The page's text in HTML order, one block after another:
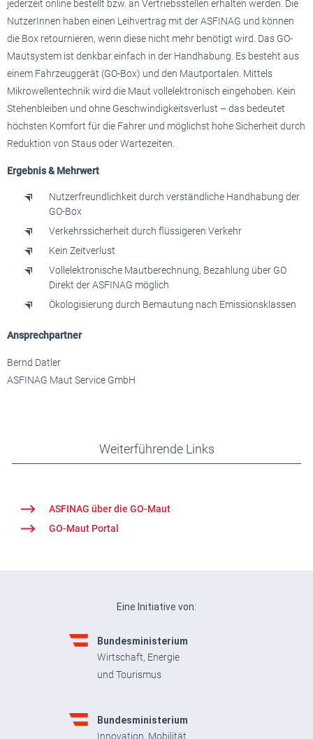
jederzeit online bestellt bzw. an Vertriebsstellen erhalten werden. Die
NutzerInnen haben einen Leihvertrag mit der ASFINAG und können
die Box retournieren, wenn diese nicht mehr benötigt wird. Das GO-
Mautsystem ist denkbar einfach in der Handhabung. Es besteht aus
einem Fahrzeuggerät (GO-Box) und den Mautportalen. Mittels
Mikrowellentechnik wird die Maut vollelektronisch eingehoben. Kein
Stehenbleiben und ohne Geschwindigkeitsverlust – das bedeutet
höchsten Komfort für die Fahrer und möglichst hohe Sicherheit durch
Reduktion von Staus oder Wartezeiten.
Ergebnis & Mehrwert
Nutzerfreundlichkeit durch verständliche Handhabung der
GO-Box
Verkehrssicherheit durch flüssigeren Verkehr
Kein Zeitverlust
Vollelektronische Mautberechnung, Bezahlung über GO
Direkt der ASFINAG möglich
Ökologisierung durch Bemautung nach Emissionsklassen
Ansprechpartner
Bernd Datler
ASFINAG Maut Service GmbH
Weiterführende Links
ASFINAG über die GO-Maut
GO-Maut Portal
Eine Initiative von:
Bundesministerium
Wirtschaft, Energie
und Tourismus
Bundesministerium
Innovation, Mobilität